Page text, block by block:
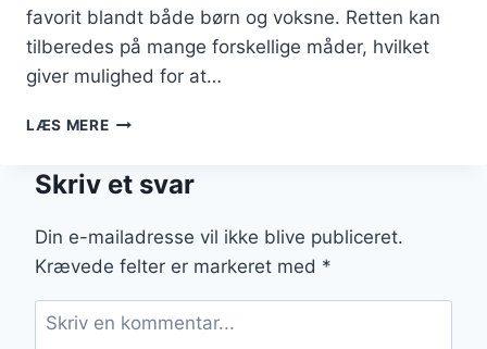
favorit blandt både børn og voksne. Retten kan
tilberedes på mange forskellige måder, hvilket
giver mulighed for at…
LÆS MEREKYLLINGELÅR
MED
OG
SVAMPE
Skriv et svar
Din e-mailadresse vil ikke blive publiceret.
Krævede felter er markeret med *